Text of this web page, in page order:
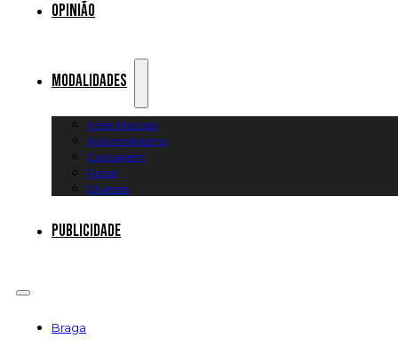
Opinião
Modalidades
Artes Marciais
Automobilismo
Canoagem
Futsal
Diversos
Publicidade
Braga